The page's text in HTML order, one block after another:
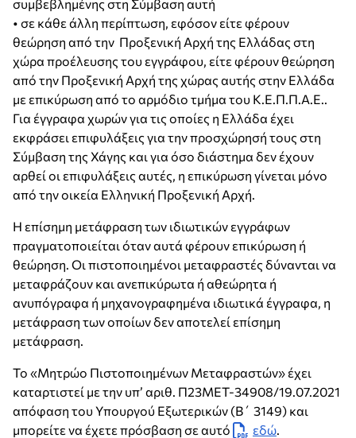
συμβεβλημένης στη Σύμβαση αυτή
• σε κάθε άλλη περίπτωση, εφόσον είτε φέρουν
θεώρηση από την Προξενική Αρχή της Ελλάδας στη
χώρα προέλευσης του εγγράφου, είτε φέρουν θεώρηση
από την Προξενική Αρχή της χώρας αυτής στην Ελλάδα
με επικύρωση από το αρμόδιο τμήμα του Κ.Ε.Π.Π.Α.Ε..
Για έγγραφα χωρών για τις οποίες η Ελλάδα έχει
εκφράσει επιφυλάξεις για την προσχώρησή τους στη
Σύμβαση της Χάγης και για όσο διάστημα δεν έχουν
αρθεί οι επιφυλάξεις αυτές, η επικύρωση γίνεται μόνο
από την οικεία Ελληνική Προξενική Αρχή.
Η επίσημη μετάφραση των ιδιωτικών εγγράφων
πραγματοποιείται όταν αυτά φέρουν επικύρωση ή
θεώρηση. Οι πιστοποιημένοι μεταφραστές δύνανται να
μεταφράζουν και ανεπικύρωτα ή αθεώρητα ή
ανυπόγραφα ή μηχανογραφημένα ιδιωτικά έγγραφα, η
μετάφραση των οποίων δεν αποτελεί επίσημη
μετάφραση.
Το «Μητρώο Πιστοποιημένων Μεταφραστών» έχει
καταρτιστεί με την υπ’ αριθ. Π23ΜΕΤ-34908/19.07.2021
απόφαση του Υπουργού Εξωτερικών (Β΄ 3149) και
μπορείτε να έχετε πρόσβαση σε αυτό
εδώ.